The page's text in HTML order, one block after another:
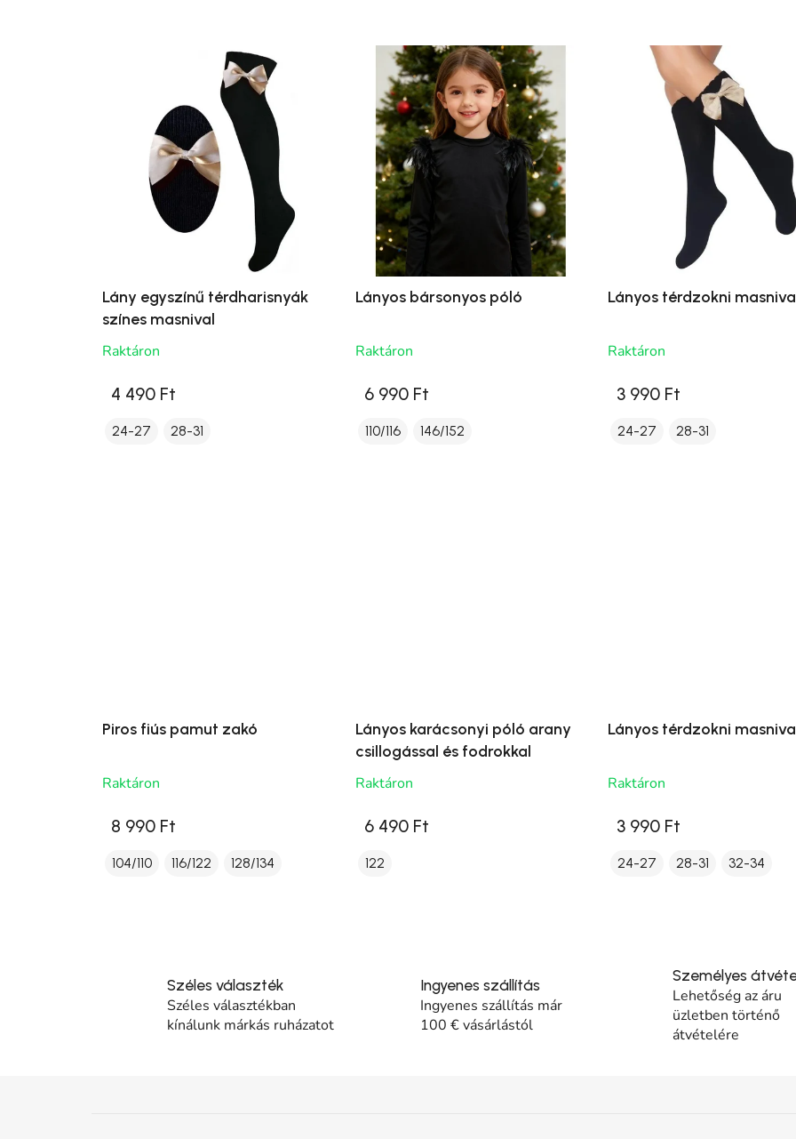
Lány egyszínű térdharisnyák
színes masnival
Raktáron
4 490 Ft
24-27 28-31
Lányos bársonyos póló
Raktáron
6 990 Ft
110/116 146/152
Lányos térdzokni
Raktáron
3 990 Ft
24-27 28-31
Piros fiús pamut zakó
Raktáron
8 990 Ft
104/110 116/122 128/134
Lányos karácsonyi póló arany
csillogással és fodrokkal
Raktáron
6 490 Ft
122
Lányos térdzokni
Raktáron
3 990 Ft
24-27 28-31 32-34
Széles választék
Széles választékban
kínálunk márkás ruházatot
Ingyenes szállítás
Ingyenes szállítás már
100 € vásárlástól
Személyes
Lehetőség az áru
üzletben történő
átvételére